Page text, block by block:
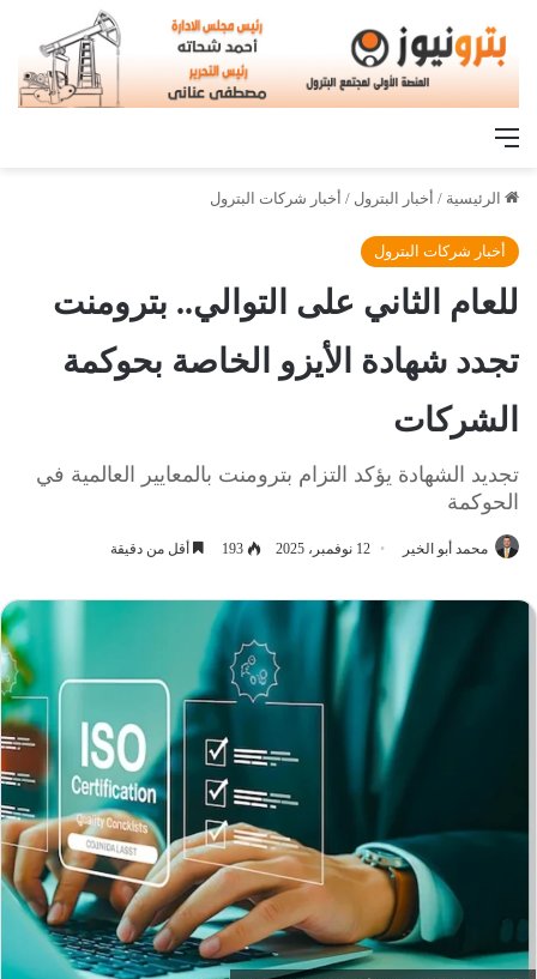
القائمة
الرئيسية / أخبار البترول / أخبار شركات البترول
أخبار شركات البترول
للعام الثاني على التوالي.. بترومنت
تجدد شهادة الأيزو الخاصة بحوكمة
الشركات
تجديد الشهادة يؤكد التزام بترومنت بالمعايير العالمية في
الحوكمة
محمد أبو الخير 12 نوفمبر، 2025 193 أقل من دقيقة